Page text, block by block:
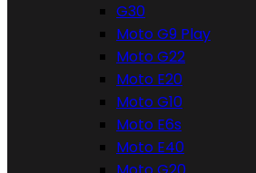
G30
Moto G9 Play
Moto G22
Moto E20
Moto G10
Moto E6s
Moto E40